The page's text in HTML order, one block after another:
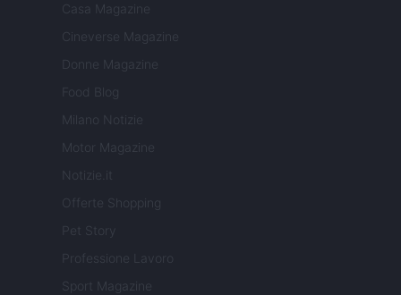
Casa Magazine
Cineverse Magazine
Donne Magazine
Food Blog
Milano Notizie
Motor Magazine
Notizie.it
Offerte Shopping
Pet Story
Professione Lavoro
Sport Magazine